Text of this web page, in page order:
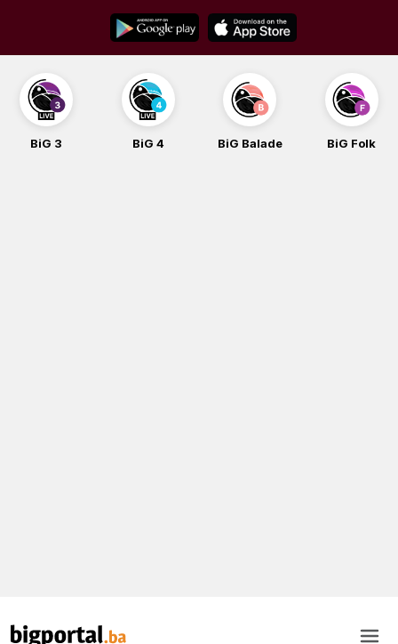
content
BiG 4 BiG Balade BiG Folk BiG iG